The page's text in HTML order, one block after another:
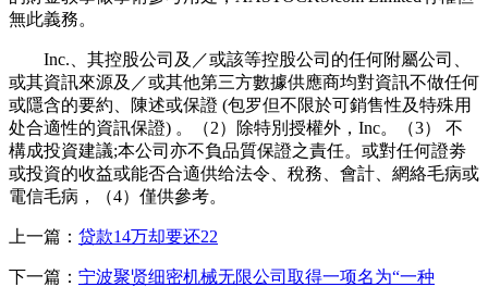
無此義務。
Inc.、其控股公司及／或該等控股公司的任何附屬公司、
或其資訊來源及／或其他第三方數據供應商均對資訊不做任何
或隱含的要約、陳述或保證 (包罗但不限於可銷售性及特殊用
处合適性的資訊保證) 。（2）除特別授權外，Inc。（3） 不
構成投資建議;本公司亦不負品質保證之責任。或對任何證劵
或投資的收益或能否合適供给法令、稅務、會計、網絡毛病或
電信毛病，（4）僅供參考。
上一篇： 贷款14万却要还22
下一篇： 宁波聚贤细密机械无限公司取得一项名为“一种